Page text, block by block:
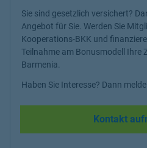
Sie sind gesetzlich versichert?
Angebot für Sie. Werden Sie
Kooperations-BKK und
Teilnahme am Bonusmodell Ihre
Barmenia.
Haben Sie Interesse? Dann
Kontakt